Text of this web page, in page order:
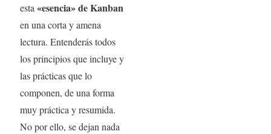
esta«esencia» de Kanban
en una corta y amena
lectura. Entenderás todos
los principios que incluye y
las prácticas que lo
componen, de una forma
muy práctica y resumida.
No por ello, se dejan nada